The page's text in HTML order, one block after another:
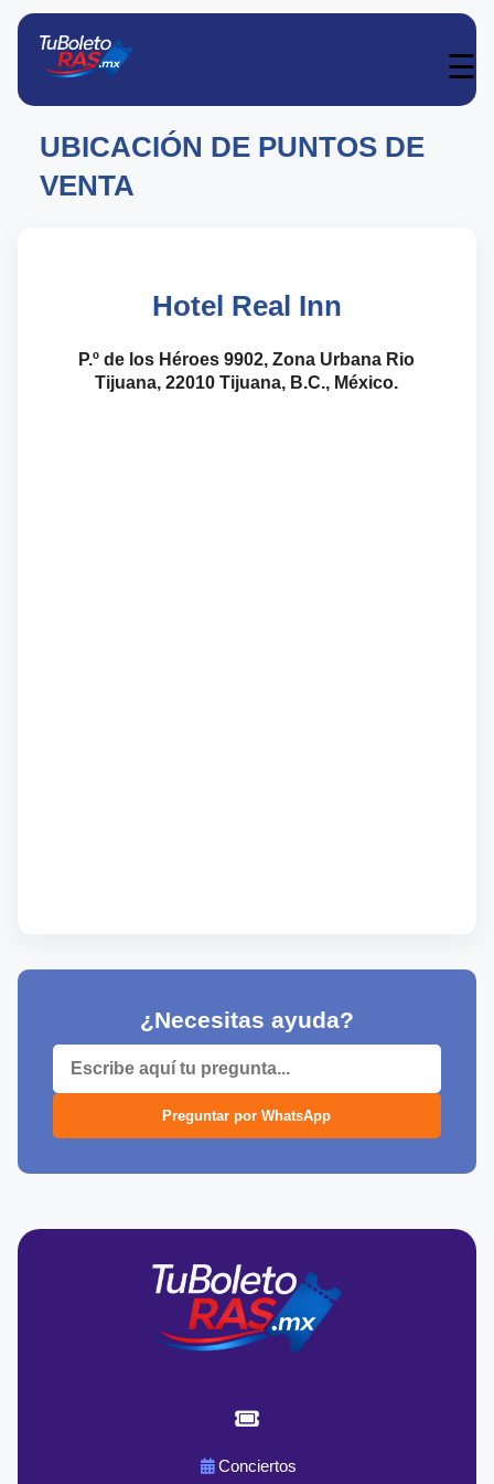
☰
UBICACIÓN DE PUNTOS DE
VENTA
Hotel Real Inn
P.º de los Héroes 9902, Zona Urbana Rio
Tijuana, 22010 Tijuana, B.C., México.
¿Necesitas ayuda?
Preguntar por WhatsApp
Conciertos